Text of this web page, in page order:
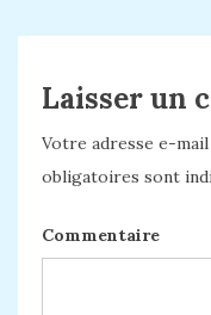
Laisser un
Votre adresse e-
obligatoires sont
Commentaire